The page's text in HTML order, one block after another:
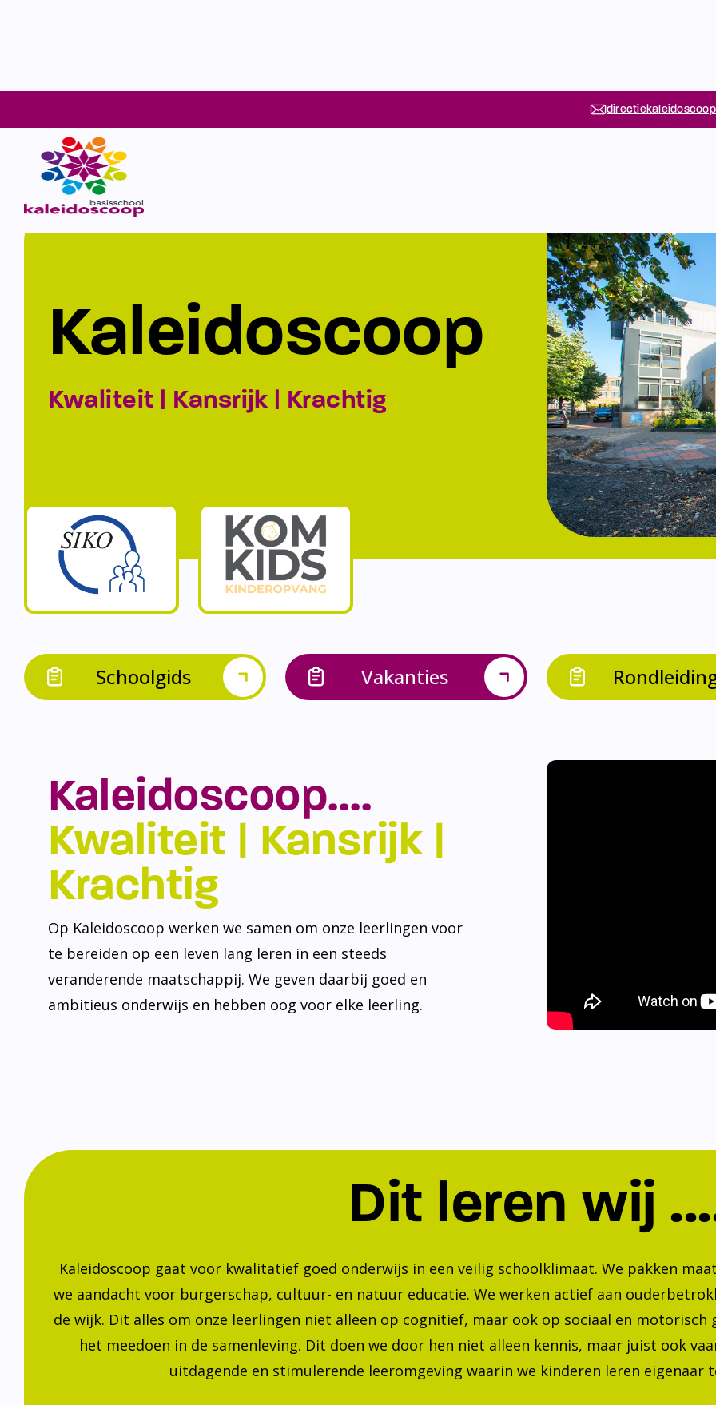
Kaleidoscoop
Kwaliteit | Kansrijk | Krachtig
Schoolgids Vakanties
Kaleidoscoop….
Kwaliteit | Kansrijk |
Krachtig
Op Kaleidoscoop werken we samen om onze leerlingen voor
te bereiden op een leven lang leren in een steeds
veranderende maatschappij. We geven daarbij goed en
ambitieus onderwijs en hebben oog voor elke leerling.
Dit leren wij
we aandacht voor burgerschap, cultuur- en natuur educatie. We werken actief aan
de wijk. Dit alles om onze leerlingen niet alleen op cognitief, maar ook op sociaal en
het meedoen in de samenleving. Dit doen we door hen niet alleen kennis, maar juist ook
uitdagende en stimulerende leeromgeving waarin we kinderen leren eigenaar